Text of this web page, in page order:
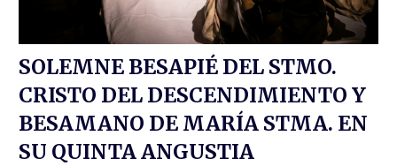
SOLEMNE BESAPIÉ DEL STMO.
CRISTO DEL DESCENDIMIENTO Y
BESAMANO DE MARÍA STMA. EN
SU QUINTA ANGUSTIA